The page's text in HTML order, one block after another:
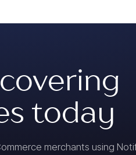
today
merchants using